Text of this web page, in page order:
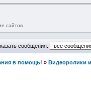
сайтов
сообщения:
в помощь! » Видеоролики